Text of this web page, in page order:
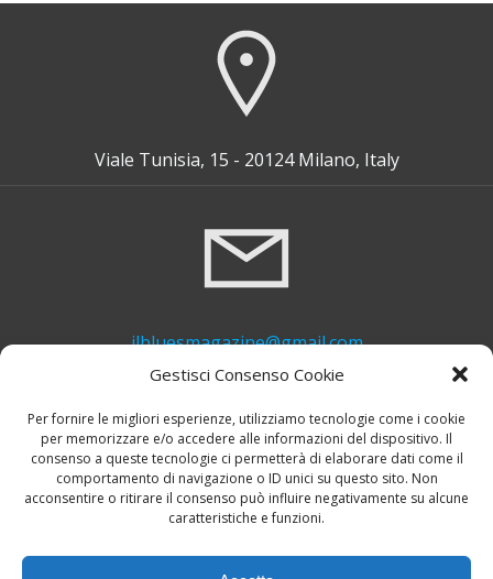
Gestisci Consenso Cookie
Per fornire le migliori esperienze, utilizziamo tecnologie come i cookie
per memorizzare e/o accedere alle informazioni del dispositivo. Il
consenso a queste tecnologie ci permetterà di elaborare dati come il
comportamento di navigazione o ID unici su questo sito. Non
acconsentire o ritirare il consenso può influire negativamente su alcune
caratteristiche e funzioni.
Viale Tunisia, 15 - 20124 Milano, Italy
ilbluesmagazine@gmail.com
+39 339 748 6635